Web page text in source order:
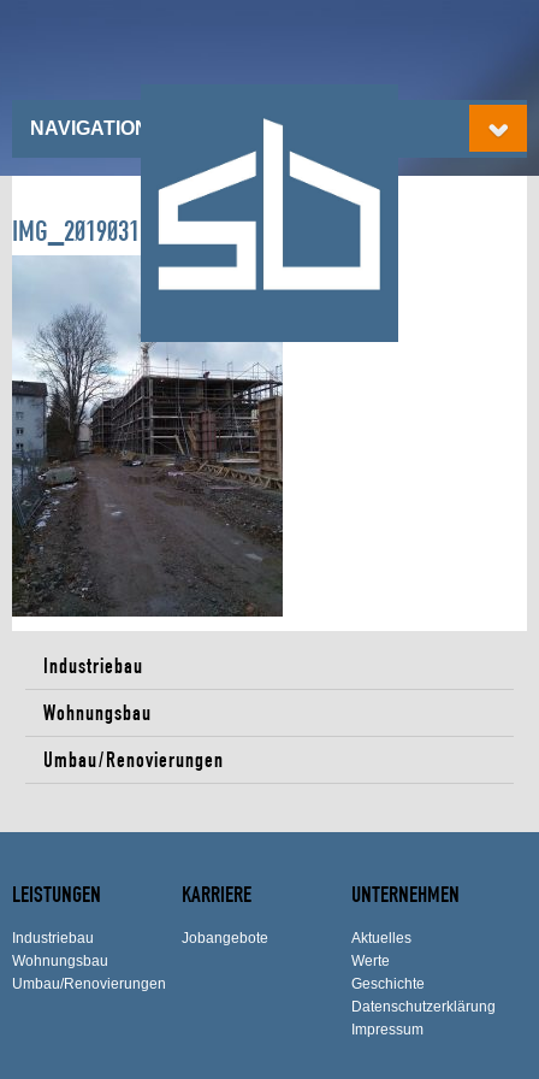
NAVIGATIONSMENÜ
IMG_20190313_092136
Industriebau
Wohnungsbau
Umbau/Renovierungen
LEISTUNGEN
Industriebau
Wohnungsbau
Umbau/Renovierungen
KARRIERE
Jobangebote
UNTERNEHMEN
Aktuelles
Werte
Geschichte
Datenschutzerklärung
Impressum